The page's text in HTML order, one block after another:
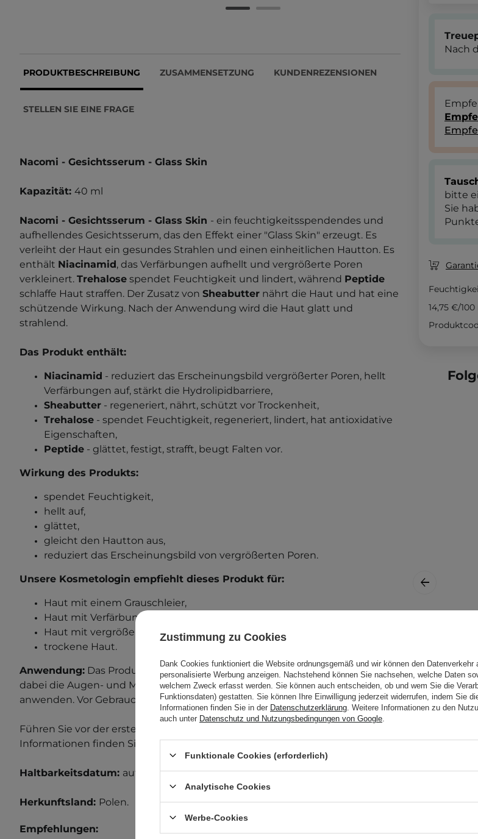
PRODUKTBESCHREIBUNG ZUSAMMENSETZUNG KUNDENREZENSIONEN
STELLEN SIE EINE FRAGE
Nacomi - Gesichtsserum - Glass Skin
Kapazität: 40 ml
Nacomi - Gesichtsserum - Glass Skin - ein feuchtigkeitsspendendes und
aufhellendes Gesichtsserum, das den Effekt einer "Glass Skin" erzeugt. Es
verleiht der Haut ein gesundes Strahlen und einen einheitlichen Hautton. Es
enthält Niacinamid, das Verfärbungen aufhellt und vergrößerte Poren
verkleinert. Trehalose spendet Feuchtigkeit und lindert, während Peptide
schlaffe Haut straffen. Der Zusatz von Sheabutter nährt die Haut und hat eine
schützende Wirkung. Nach der Anwendung wird die Haut glatt und
strahlend.
Das Produkt enthält:
Niacinamid - reduziert das Erscheinungsbild vergrößerter Poren, hellt
Verfärbungen auf, stärkt die Hydrolipidbarriere,
Sheabutter - regeneriert, nährt, schützt vor Trockenheit,
Trehalose - spendet Feuchtigkeit, regeneriert, lindert, hat antioxidative
Eigenschaften,
Peptide - glättet, festigt, strafft, beugt Falten vor.
Wirkung des Produkts:
spendet Feuchtigkeit,
hellt auf,
glättet,
gleicht den Hautton aus,
reduziert das Erscheinungsbild von vergrößerten Poren.
Unsere Kosmetologin empfiehlt dieses Produkt für:
Haut mit einem Grauschleier,
Haut mit Verfärbungen,
Haut mit vergrößerten Poren,
trockene Haut.
Anwendung: Das Produkt auf die gereinigte und tonisierte Haut auftragen,
dabei die Augen- und Mundpartie aussparen. Morgens und/oder abends
anwenden. Vor Gebrauch gut schütteln.
Führen Sie vor der ersten Anwendung einen Allergietest durch. Weitere
Informationen finden Sie in unserem Beitrag zum Allergietest.
Haltbarkeitsdatum: auf der Verpackung.
Herkunftsland: Polen.
Empfehlungen:
Nach
bitte
Sie
14,75 €/
Zustimmung zu Cookies
Dank Cookies funktioniert die Website ordnungsgemäß und wir können den
personalisierte Werbung anzeigen. Nachstehend können Sie nachsehen, welche Daten
welchem Zweck erfasst werden. Sie können auch entscheiden, ob und wem Sie die
Funktionsdaten) gestatten. Sie können Ihre Einwilligung jederzeit widerrufen, indem Sie
Informationen finden Sie in der Datenschutzerklärung . Weitere Informationen zu den
auch unter Datenschutz und Nutzungsbedingungen von Google
Funktionale Cookies (erforderlich)
Analytische Cookies
Werbe-Cookies